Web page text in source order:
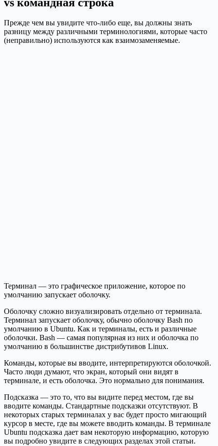
Прежде чем вы увидите что-либо еще, вы должны знать
разницу между различными терминологиями, которые часто
(неправильно) используются как взаимозаменяемые.
Терминал — это графическое приложение, которое по
умолчанию запускает оболочку.
Оболочку сложно визуализировать отдельно от терминала.
Терминал запускает оболочку, обычно оболочку Bash по
умолчанию в Ubuntu. Как и терминалы, есть и различные
оболочки. Bash — самая популярная из них и оболочка по
умолчанию в большинстве дистрибутивов Linux.
Команды, которые вы вводите, интерпретируются оболочкой.
Часто люди думают, что экран, который они видят в
терминале, и есть оболочка. Это нормально для понимания.
Подсказка — это то, что вы видите перед местом, где вы
вводите команды. Стандартные подсказки отсутствуют. В
некоторых старых терминалах у вас будет просто мигающий
курсор в месте, где вы можете вводить команды. В терминале
Ubuntu подсказка дает вам некоторую информацию, которую
вы подробно увидите в следующих разделах этой статьи.